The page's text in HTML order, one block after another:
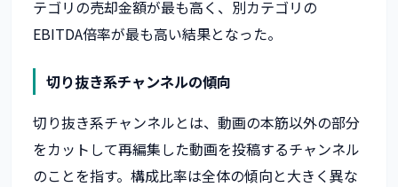
テゴリの売却金額が最も高く、別カテゴリの
EBITDA倍率が最も高い結果となった。
切り抜き系チャンネルの傾向
切り抜き系チャンネルとは、動画の本筋以外の部分
をカットして再編集した動画を投稿するチャンネル
のことを指す。構成比率は全体の傾向と大きく異な